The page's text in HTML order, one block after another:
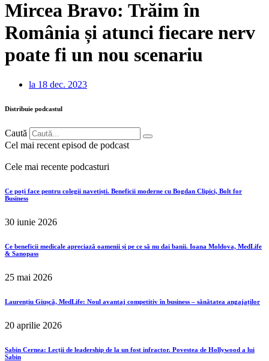
Mircea Bravo: Trăim în
România și atunci fiecare nerv
poate fi un nou scenariu
la 18 dec. 2023
Distribuie podcastul
Caută
Cel mai recent episod de podcast
Cele mai recente podcasturi
Ce poți face pentru colegii navetiști. Beneficii moderne cu Bogdan Clipici, Bolt for
Business
30 iunie 2026
Ce beneficii medicale apreciază oamenii și pe ce să nu dai banii. Ioana Moldova, MedLife
& Sanopass
25 mai 2026
Laurențiu Giușcă, MedLife: Noul avantaj competitiv în business – sănătatea angajaților
20 aprilie 2026
Sabin Cernea: Lecții de leadership de la un fost infractor. Povestea de Hollywood a lui
Sabin